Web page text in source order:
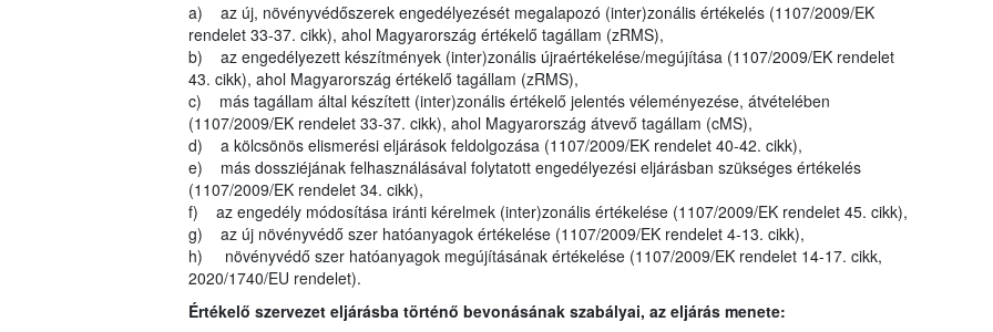
a) az új, növényvédőszerek engedélyezését megalapozó (inter)zonális értékelés (1107/2009/EK
rendelet 33-37. cikk), ahol Magyarország értékelő tagállam (zRMS),
b) az engedélyezett készítmények (inter)zonális újraértékelése/megújítása (1107/2009/EK rendelet
43. cikk), ahol Magyarország értékelő tagállam (zRMS),
c) más tagállam által készített (inter)zonális értékelő jelentés véleményezése, átvételében
(1107/2009/EK rendelet 33-37. cikk), ahol Magyarország átvevő tagállam (cMS),
d) a kölcsönös elismerési eljárások feldolgozása (1107/2009/EK rendelet 40-42. cikk),
e) más dossziéjának felhasználásával folytatott engedélyezési eljárásban szükséges értékelés
(1107/2009/EK rendelet 34. cikk),
f) az engedély módosítása iránti kérelmek (inter)zonális értékelése (1107/2009/EK rendelet 45. cikk),
g) az új növényvédő szer hatóanyagok értékelése (1107/2009/EK rendelet 4-13. cikk),
h) növényvédő szer hatóanyagok megújításának értékelése (1107/2009/EK rendelet 14-17. cikk,
2020/1740/EU rendelet).
Értékelő szervezet eljárásba történő bevonásának szabályai, az eljárás menete: